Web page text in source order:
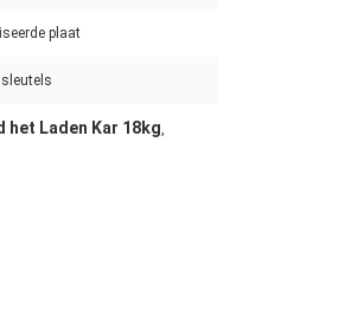
plaat
het Laden Kar 18kg,